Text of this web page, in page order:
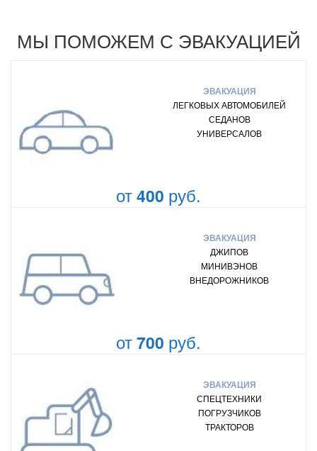
МЫ ПОМОЖЕМ С ЭВАКУАЦИЕЙ
ЭВАКУАЦИЯ
ЛЕГКОВЫХ АВТОМОБИЛЕЙ
СЕДАНОВ
УНИВЕРСАЛОВ
от400 руб.
ЭВАКУАЦИЯ
ДЖИПОВ
МИНИВЭНОВ
ВНЕДОРОЖНИКОВ
от700 руб.
ЭВАКУАЦИЯ
СПЕЦТЕХНИКИ
ПОГРУЗЧИКОВ
ТРАКТОРОВ